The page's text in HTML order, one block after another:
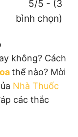
5/5 - (3
bình chọn)
không? Cách
thế nào? Mời
Nhà Thuốc
các thắc